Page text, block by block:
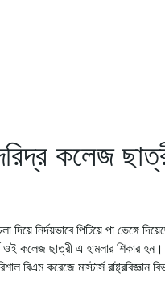
কলেজ
নির্দয়ভাবে পিটিয়ে পা ভেঙ্গে
কলেজ ছাত্রী এ হামলার শিকার
করেজে মাস্টার্স রাষ্ট্রবিজ্ঞান